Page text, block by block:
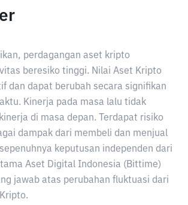
perdagangan aset kripto
beresiko tinggi. Nilai Aset Kripto
dan dapat berubah secara signifikan
Kinerja pada masa lalu tidak
di masa depan. Terdapat risiko
dampak dari membeli dan menjual
keputusan independen dari
Aset Digital Indonesia (Bittime)
jawab atas perubahan fluktuasi dari